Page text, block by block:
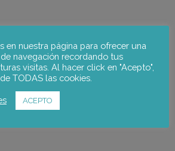
en nuestra página para ofrecer una
navegación recordando tus
visitas. Al hacer click en "Acepto",
TODAS las cookies.
ACEPTO